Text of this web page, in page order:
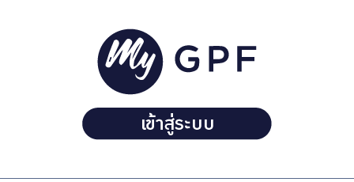
Eng